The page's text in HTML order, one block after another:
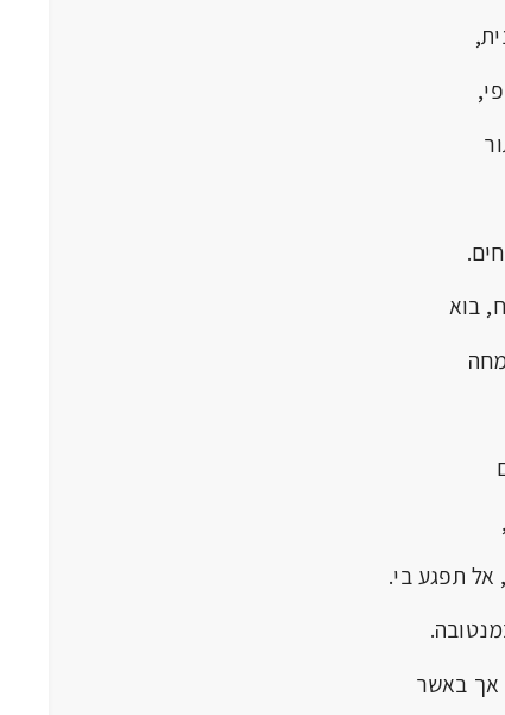
בוא
תפגע בי.
אך באשר